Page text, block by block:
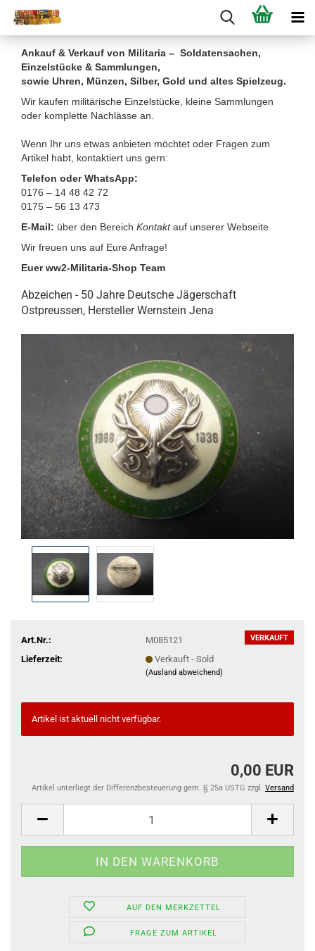
Ankauf & Verkauf von Militaria – Soldatensachen,
Einzelstücke & Sammlungen,
sowie Uhren, Münzen, Silber, Gold und altes Spielzeug.
Wir kaufen militärische Einzelstücke, kleine Sammlungen
oder komplette Nachlässe an.
Wenn Ihr uns etwas anbieten möchtet oder Fragen zum
Artikel habt, kontaktiert uns gern:
Telefon oder WhatsApp:
0176 – 14 48 42 72
0175 – 56 13 473
E-Mail: über den Bereich Kontakt auf unserer Webseite
Wir freuen uns auf Eure Anfrage!
Euer ww2-Militaria-Shop Team
Abzeichen - 50 Jahre Deutsche Jägerschaft
Ostpreussen, Hersteller Wernstein Jena
VERKAUFT
Art.Nr.:
M085121
Lieferzeit:
Verkauft - Sold
(Ausland abweichend)
Artikel ist aktuell nicht verfügbar.
0,00 EUR
Artikel unterliegt der Differenzbesteuerung gem. § 25a USTG zzgl. Versand
AUF DEN MERKZETTEL
FRAGE ZUM ARTIKEL